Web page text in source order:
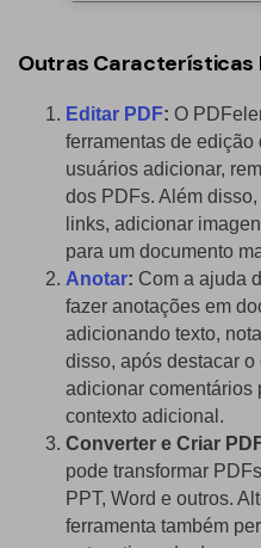
Outras Características
Editar PDF: O
ferramentas de edição
usuários adicionar,
dos PDFs. Além
links, adicionar
para um documento
Anotar: Com a ajuda
fazer anotações em
adicionando texto,
disso, após destacar
adicionar comentários
contexto adicional.
Converter e Criar
pode transformar
PPT, Word e outros.
ferramenta também